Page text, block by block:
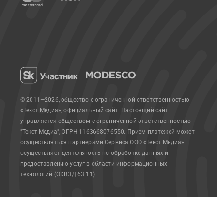
© 2011—2026, общество с ограниченной ответственностью
«Текст Медиа», официальный сайт. Настоящий сайт
управляется обществом с ограниченной ответственностью
"Текст Медиа", ОГРН 1163668076550. Прием платежей может
осуществляться партнерами Сервиса.ООО «Текст Медиа»
осуществляет деятельность по обработке данных и
предоставлению услуг в области информационных
технологий (ОКВЭД 63.11)